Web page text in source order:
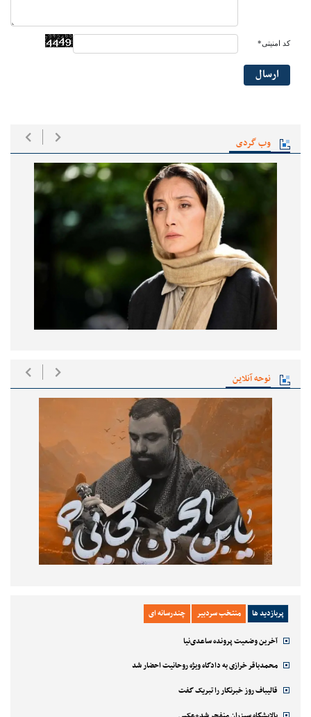
وب گردی
نوحه آنلاین
پربازدید ها منتخب سردبیر چندرسانه ای
آخرین وضعیت پرونده ساعدی‌نیا
محمدباقر خرازی به دادگاه ویژه روحانیت احضار شد
قالیباف روز خبرنگار را تبریک گفت
کد امنیتی*
ارسال